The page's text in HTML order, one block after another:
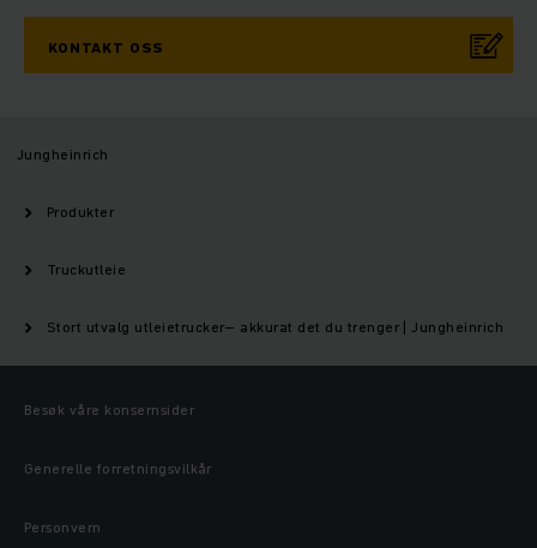
KONTAKT OSS
Jungheinrich
Produkter
Truckutleie
Stort utvalg utleietrucker– akkurat det du trenger | Jungheinrich
Besøk våre konsernsider
Generelle forretningsvilkår
Personvern